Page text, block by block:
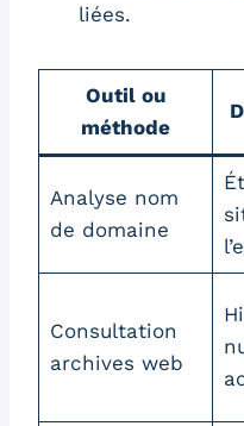
liées.
Outil ou
méthode
Analyse nom
de domaine
Consultation
archives web